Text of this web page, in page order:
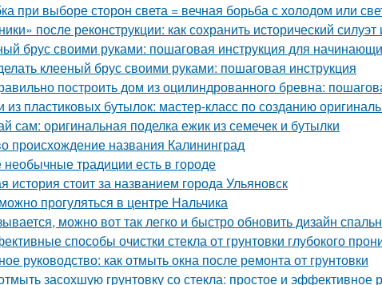
при выборе сторон света = вечная борьба с холодом или
после реконструкции: как сохранить исторический
брус своими руками: пошаговая инструкция для
клееный брус своими руками: пошаговая инструкция
построить дом из оцилиндрованного бревна:
из пластиковых бутылок: мастер-класс по созданию
сам: оригинальная поделка ежик из семечек и бутылки
происхождение названия Калининград
необычные традиции есть в городе
история стоит за названием города Ульяновск
прогуляться в центре Нальчика
можно вот так легко и быстро обновить дизайн
способы очистки стекла от грунтовки глубокого
руководство: как отмыть окна после ремонта от грунтовки
засохшую грунтовку со стекла: простое и эффективное